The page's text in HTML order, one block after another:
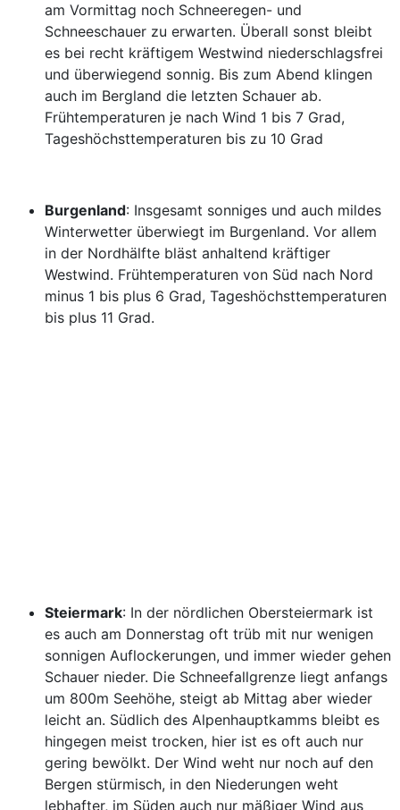
am Vormittag noch Schneeregen- und
Schneeschauer zu erwarten. Überall sonst bleibt
es bei recht kräftigem Westwind niederschlagsfrei
und überwiegend sonnig. Bis zum Abend klingen
auch im Bergland die letzten Schauer ab.
Frühtemperaturen je nach Wind 1 bis 7 Grad,
Tageshöchsttemperaturen bis zu 10 Grad
Burgenland: Insgesamt sonniges und auch mildes
Winterwetter überwiegt im Burgenland. Vor allem
in der Nordhälfte bläst anhaltend kräftiger
Westwind. Frühtemperaturen von Süd nach Nord
minus 1 bis plus 6 Grad, Tageshöchsttemperaturen
bis plus 11 Grad.
Steiermark: In der nördlichen Obersteiermark ist
es auch am Donnerstag oft trüb mit nur wenigen
sonnigen Auflockerungen, und immer wieder gehen
Schauer nieder. Die Schneefallgrenze liegt anfangs
um 800m Seehöhe, steigt ab Mittag aber wieder
leicht an. Südlich des Alpenhauptkamms bleibt es
hingegen meist trocken, hier ist es oft auch nur
gering bewölkt. Der Wind weht nur noch auf den
Bergen stürmisch, in den Niederungen weht
lebhafter, im Süden auch nur mäßiger Wind aus